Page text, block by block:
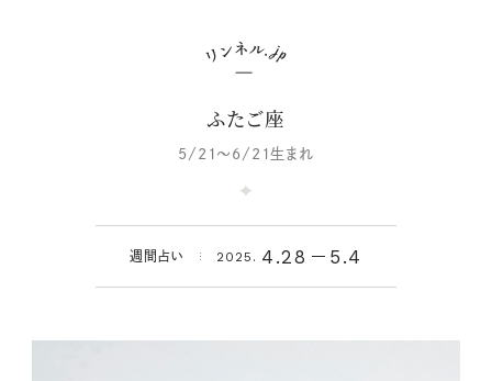
ふたご座
5/21～6/21生まれ
週間占い 2025. 4.28 5.4